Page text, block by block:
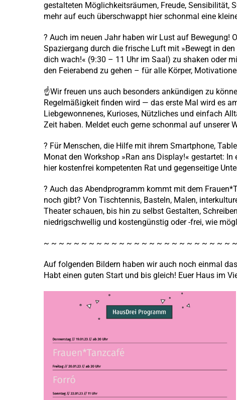
gestalteten Möglichkeitsräumen, Freude, Sensibilität,
mehr auf euch überschwappt hier schonmal eine
? Auch im neuen Jahr haben wir Lust auf Bewegung!
Spaziergang durch die frische Luft mit »Bewegt in
dich wach!« (9:30 – 11 Uhr im Saal) zu shaken oder
den Feierabend zu gehen – für alle Körper,
☝️Wir freuen uns auch besonders ankündigen zu
Regelmäßigkeit finden wird — das erste Mal wird es
Liebgewonnenes, Kurioses, Nützliches und einfach
Zeit haben. Meldet euch gerne schonmal auf unserer
? Für Menschen, die Hilfe mit ihrem Smartphone,
Monat den Workshop »Ran ans Display!« gestartet:
hier kostenfrei kompetenten Rat und gegenseitige
? Auch das Abendprogramm kommt mit dem
noch gibt? Von Tischtennis, Basteln, Malen,
Theater schauen, bis hin zu selbst Gestalten,
niedrigschwellig und kostengünstig oder -frei, wie
~ ~ ~ ~ ~ ~ ~ ~ ~ ~ ~ ~ ~ ~ ~ ~ ~ ~ ~ ~ ~ ~ ~ ~ ~
Auf folgenden Bildern haben wir auch noch einmal
Habt einen guten Start und bis gleich! Euer Haus im